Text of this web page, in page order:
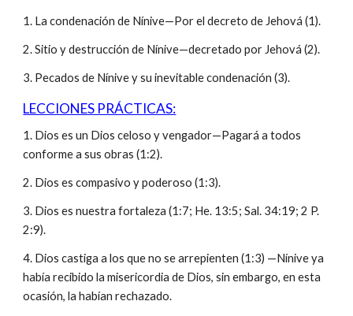
1. La condenación de Nínive—Por el decreto de Jehová (1).
2. Sitio y destrucción de Nínive—decretado por Jehová (2).
3. Pecados de Nínive y su inevitable condenación (3).
LECCIONES PRÁCTICAS:
1. Dios es un Dios celoso y vengador—Pagará a todos
conforme a sus obras (1:2).
2. Dios es compasivo y poderoso (1:3).
3. Dios es nuestra fortaleza (1:7; He. 13:5; Sal. 34:19; 2 P.
2:9).
4. Dios castiga a los que no se arrepienten (1:3) —Nínive ya
había recibido la misericordia de Dios, sin embargo, en esta
ocasión, la habían rechazado.